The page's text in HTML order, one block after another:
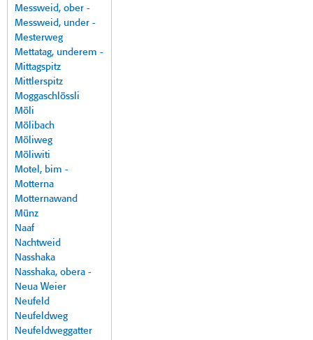
Messweid, ober -
Messweid, under -
Mesterweg
Mettatag, underem -
Mittagspitz
Mittlerspitz
Moggaschlössli
Möli
Mölibach
Möliweg
Möliwiti
Motel, bim -
Motterna
Motternawand
Münz
Naaf
Nachtweid
Nasshaka
Nasshaka, obera -
Neua Weier
Neufeld
Neufeldweg
Neufeldweggatter